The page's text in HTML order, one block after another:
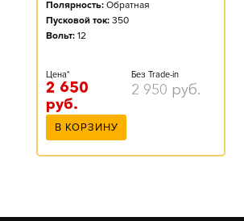
Полярность: Обратная
Пусковой ток: 350
Вольт: 12
Цена*
2 650
руб.
Без Trade-in
2 950 руб.
В КОРЗИНУ